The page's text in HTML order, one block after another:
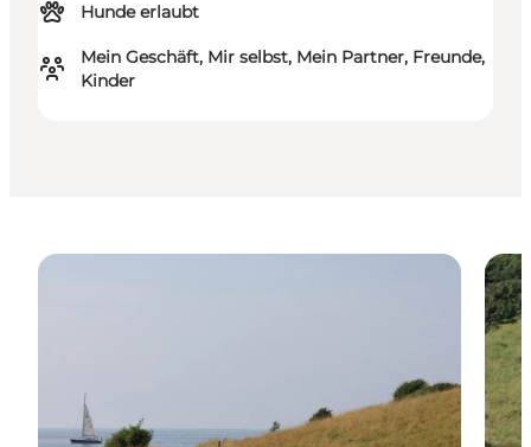
Hunde erlaubt
Mein Geschäft, Mir selbst, Mein Partner, Freunde,
Kinder